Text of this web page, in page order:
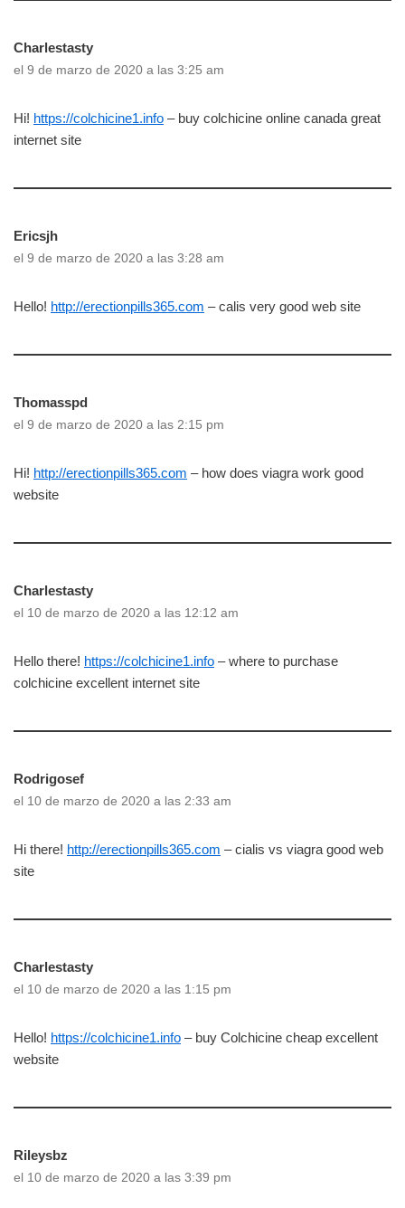
Charlestasty
el 9 de marzo de 2020 a las 3:25 am
Hi! https://colchicine1.info – buy colchicine online canada great
internet site
Ericsjh
el 9 de marzo de 2020 a las 3:28 am
Hello! http://erectionpills365.com – calis very good web site
Thomasspd
el 9 de marzo de 2020 a las 2:15 pm
Hi! http://erectionpills365.com – how does viagra work good
website
Charlestasty
el 10 de marzo de 2020 a las 12:12 am
Hello there! https://colchicine1.info – where to purchase
colchicine excellent internet site
Rodrigosef
el 10 de marzo de 2020 a las 2:33 am
Hi there! http://erectionpills365.com – cialis vs viagra good web
site
Charlestasty
el 10 de marzo de 2020 a las 1:15 pm
Hello! https://colchicine1.info – buy Colchicine cheap excellent
website
Rileysbz
el 10 de marzo de 2020 a las 3:39 pm